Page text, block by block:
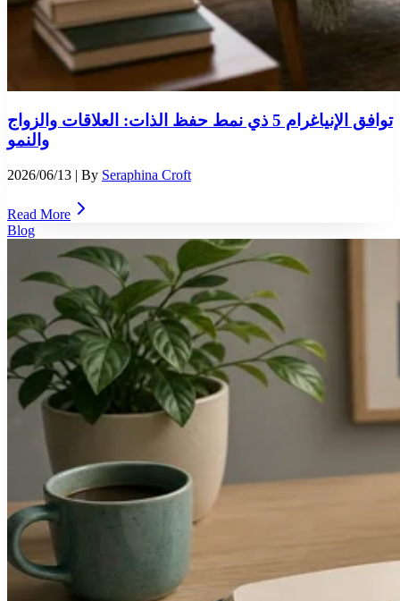
توافق الإنياغرام 5 ذي نمط حفظ الذات: العلاقات والزواج
والنمو
2026/06/13 | By Seraphina Croft
Read More
Blog